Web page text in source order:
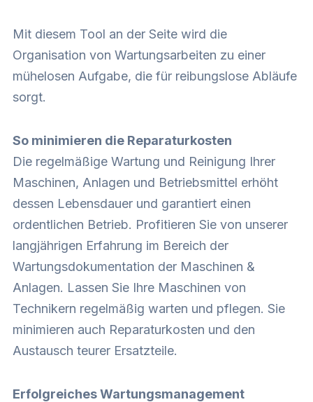
Mit diesem Tool an der Seite wird die
Organisation von Wartungsarbeiten zu einer
mühelosen Aufgabe, die für reibungslose Abläufe
sorgt.
So minimieren die Reparaturkosten
Die regelmäßige Wartung und Reinigung Ihrer
Maschinen, Anlagen und Betriebsmittel erhöht
dessen Lebensdauer und garantiert einen
ordentlichen Betrieb. Profitieren Sie von unserer
langjährigen Erfahrung im Bereich der
Wartungsdokumentation der Maschinen &
Anlagen. Lassen Sie Ihre Maschinen von
Technikern regelmäßig warten und pflegen. Sie
minimieren auch Reparaturkosten und den
Austausch teurer Ersatzteile.
Erfolgreiches Wartungsmanagement